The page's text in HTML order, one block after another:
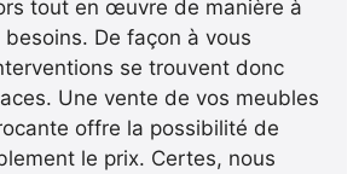
tout en œuvre de manière à
De façon à vous
se trouvent donc
Une vente de vos meubles
offre la possibilité de
le prix. Certes, nous